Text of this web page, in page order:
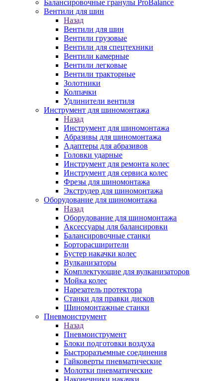
Балансировочные гранулы ProBalance
Вентили для шин
Назад
Вентили для шин
Вентили грузовые
Вентили для спецтехники
Вентили камерные
Вентили легковые
Вентили тракторные
Золотники
Колпачки
Удлинители вентиля
Инструмент для шиномонтажа
Назад
Инструмент для шиномонтажа
Абразивы для шиномонтажа
Адаптеры для абразивов
Головки ударные
Инструмент для ремонта колес
Инструмент для сервиса колес
Фрезы для шиномонтажа
Экструдер для шиномонтажа
Оборудование для шиномонтажа
Назад
Оборудование для шиномонтажа
Аксессуары для балансировки
Балансировочные станки
Борторасширители
Бустер накачки колес
Вулканизаторы
Комплектующие для вулканизаторов
Мойка колес
Нарезатель протектора
Станки для правки дисков
Шиномонтажные станки
Пневмоиструмент
Назад
Пневмоиструмент
Блоки подготовки воздуха
Быстроразъемные соединения
Гайковерты пневматические
Молотки пневматические
Наконечники накачки